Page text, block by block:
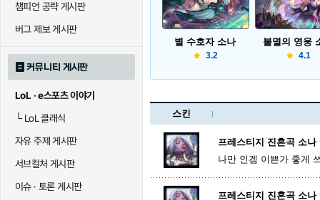
챔피언 공략 게시판
버그 제보 게시판
커뮤니티 게시판
LoL · e스포츠 이야기
└LoL 클래식
자유 주제 게시판
서브컬처 게시판
이슈 · 토론 게시판
별 수호자 소나
3.2
불멸의 영웅
4.1
스킨
프레스티지 진혼곡 소나
나만 인겜 이쁜가 좋게
프레스티지 진혼곡 소나